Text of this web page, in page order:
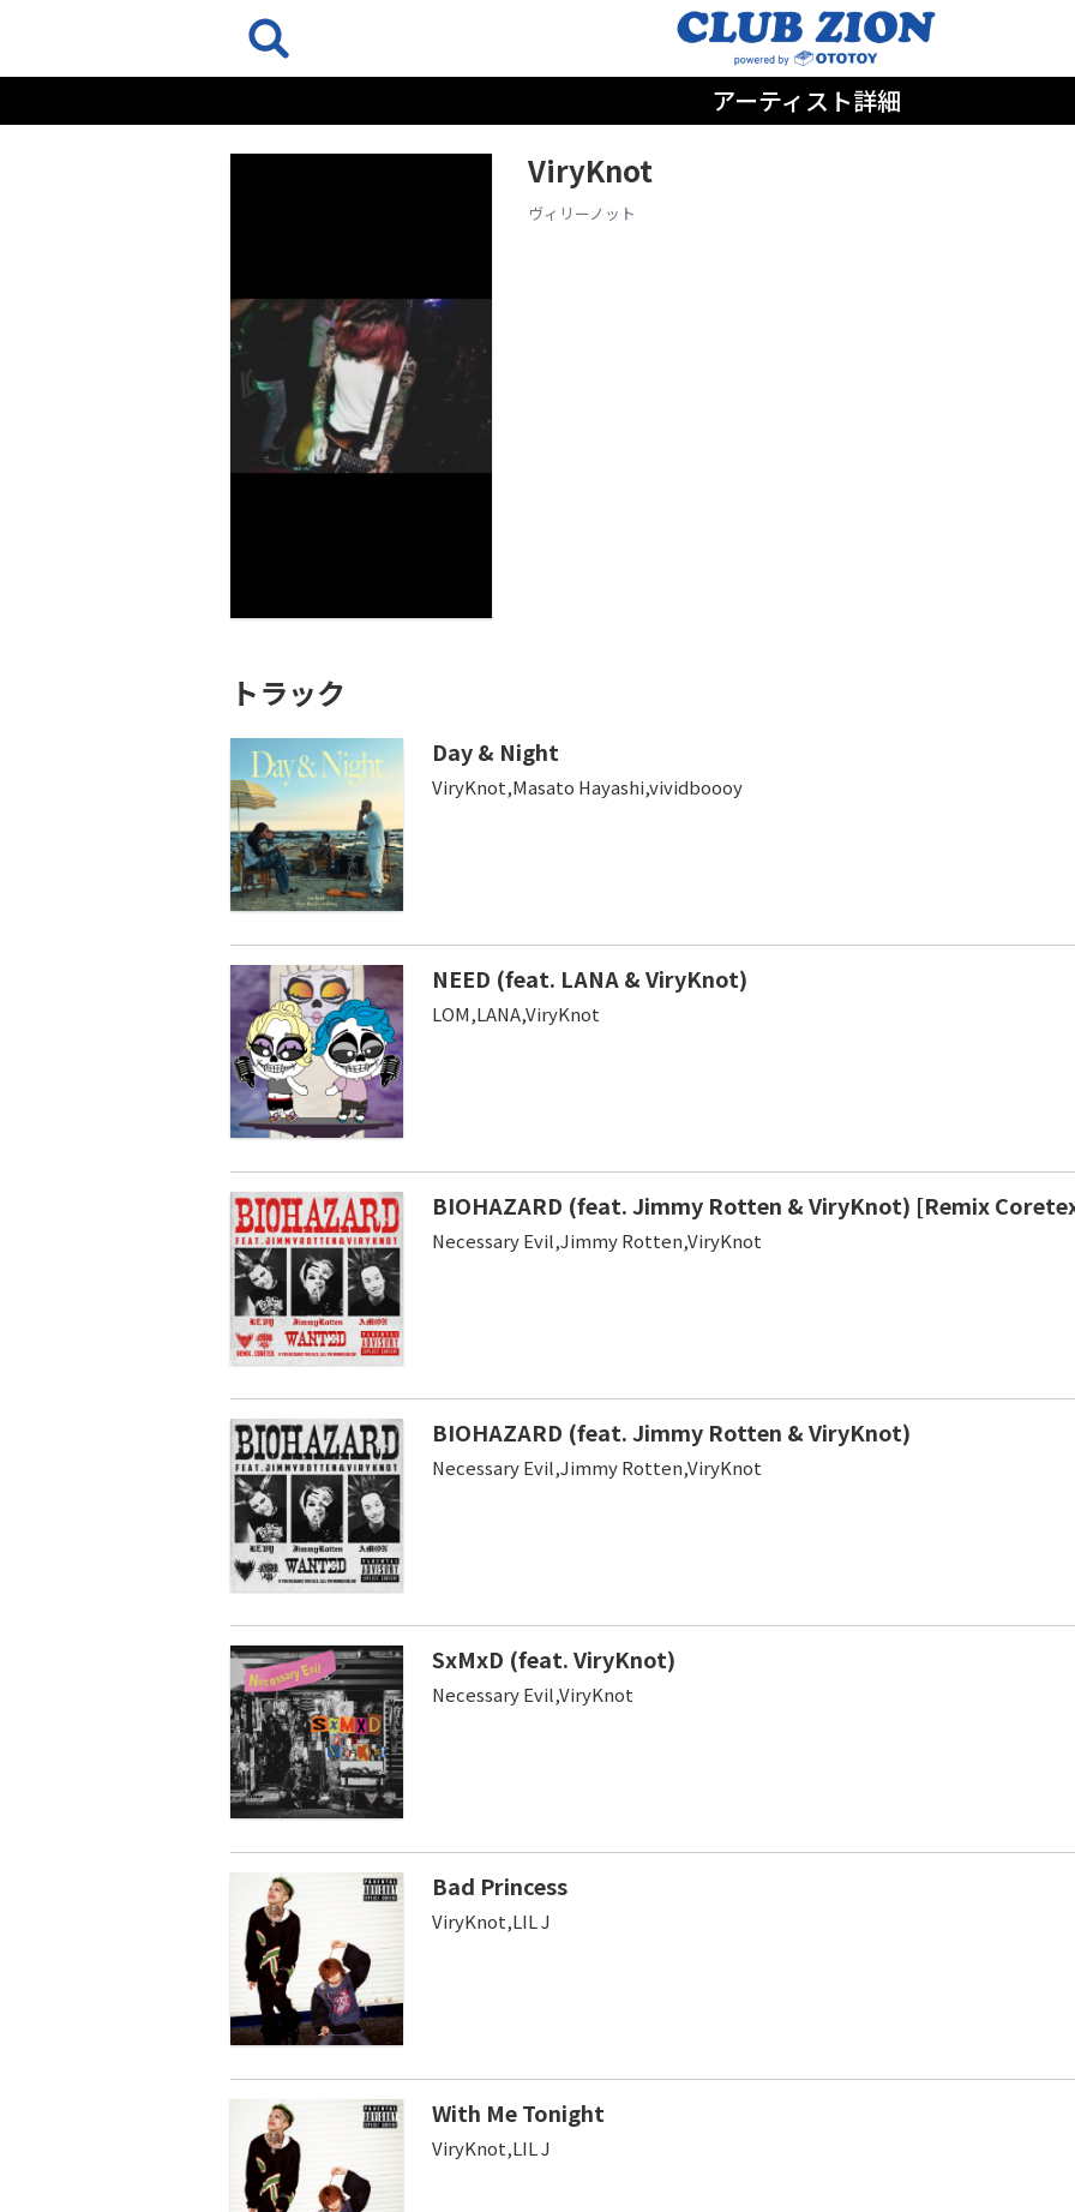
アーティスト詳細
ViryKnot
ヴィリーノット
トラック
Day & Night
ViryKnot,Masato Hayashi,vividboooy
NEED (feat. LANA & ViryKnot)
LOM,LANA,ViryKnot
BIOHAZARD (feat. Jimmy Rotten & ViryKnot) [Remix
Necessary Evil,Jimmy Rotten,ViryKnot
BIOHAZARD (feat. Jimmy Rotten & ViryKnot)
Necessary Evil,Jimmy Rotten,ViryKnot
SxMxD (feat. ViryKnot)
Necessary Evil,ViryKnot
Bad Princess
ViryKnot,LIL J
With Me Tonight
ViryKnot,LIL J